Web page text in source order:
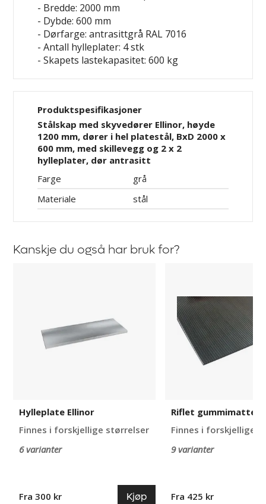
- Bredde: 2000 mm
- Dybde: 600 mm
- Dørfarge: antrasittgrå RAL 7016
- Antall hylleplater: 4 stk
- Skapets lastekapasitet: 600 kg
Produktspesifikasjoner
Stålskap med skyvedører Ellinor, høyde
1200 mm, dører i hel platestål, BxD 2000 x
600 mm, med skillevegg og 2 x 2
hylleplater, dør antrasitt
Farge
grå
Materiale
stål
Kanskje du også har bruk for?
Hylleplate Ellinor
Finnes i forskjellige størrelser
6 varianter
Fra 300 kr Kjøp
Ellinor
Riflet gummimatte
Finnes i forskjellige
9 varianter
Fra 425 kr